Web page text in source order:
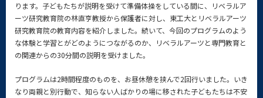
ります。子どもたちが説明を受けて準備体操をしている間に、リベラルア
ーツ研究教育院の林直亨教授から保護者に対し、東工大とリベラルアーツ
研究教育院の教育内容を紹介しました。続いて、今回のプログラムのよう
な体験と学習とがどのようにつながるのか、リベラルアーツと専門教育と
の関連からの30分間の説明を受けました。
プログラムは2時間程度のものを、お昼休憩を挟んで2回行いました。いき
なり両親と別行動で、知らない人ばかりの場に移された子どもたちは不安